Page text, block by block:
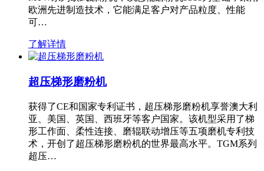
欧洲先进制造技术，它能满足客户对产品粒度、性能
可…
了解详情
超压梯形磨粉机
获得了CE和国家专利证书，超压梯形磨粉机享誉澳大利
亚、美国、英国、西班牙等客户国家。该机型采用了梯
形工作面、柔性连接、磨辊联动增压等五项磨机专利技
术，开创了超压梯形磨粉机的世界最高水平。TGM系列
超压…